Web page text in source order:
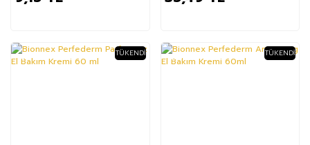
%51 TÜKENDI %33 TÜKENDI